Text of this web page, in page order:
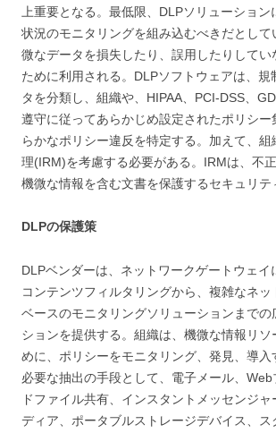
上重要となる。最低限、DLPソリューション
状況のモニタリングを組み込むべきだとして
微なデータを損失したり、誤用したりしてい
ために利用される。DLPソフトウェアは、規
タを分類し、組織や、HIPAA、PCI-DSS、
遵守に従ってあらかじめ設定されたポリシー
らかなポリシー違反を特定する。加えて、組
理(IRM)を考慮する必要がある。IRMは、不正
機微な情報を含む文書を保護するセキュリテ
DLPの保護策
DLPベンダーは、ネットワークゲートウェイ
コンテンツフィルタリングから、複雑なネッ
ベースのモニタリングソリューションまでの
ションを提供する。組織は、機微な情報リソ
めに、ポリシーをモニタリング、発見、導入
必要な抽出の手段として、電子メール、Web
ドファイル共有、インスタントメッセンジャ
ディア、ポータブルストレージデバイス、ス